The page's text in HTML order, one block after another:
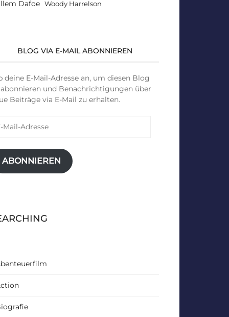
Dafoe Woody Harrelson
BLOG VIA E-MAIL ABONNIEREN
deine E-Mail-Adresse an, um diesen Blog
und Benachrichtigungen über
Beiträge via E-Mail zu erhalten.
ABONNIEREN